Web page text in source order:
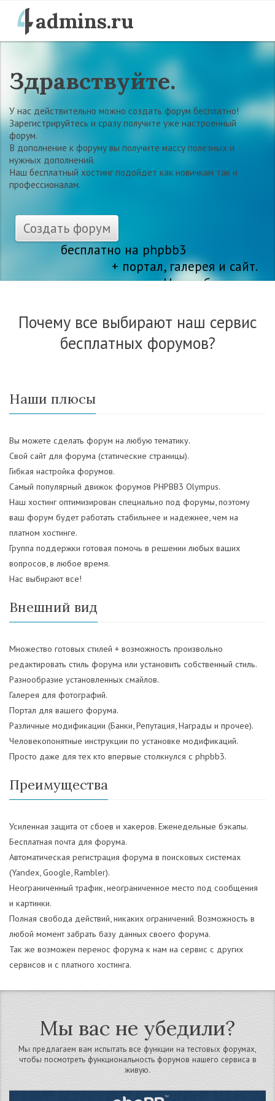
admins.ru
Здравствуйте.
У нас действительно можно создать форум бесплатно!
Зарегистрируйтесь и сразу получите уже настроенный
форум.
В дополнение к форуму вы получите массу полезных и
нужных дополнений.
Наш бесплатный хостинг подойдет как новичкам так и
профессионалам.
Создать форум
бесплатно на phpbb3
+ портал, галерея и сайт.
Нас выбирают
Почему все выбирают наш сервис
бесплатных форумов?
Наши плюсы
Вы можете сделать форум на любую тематику.
Свой сайт для форума (статические страницы).
Гибкая настройка форумов.
Самый популярный движок форумов PHPBB3 Olympus.
Наш хостинг оптимизирован специально под форумы, поэтому
ваш форум будет работать стабильнее и надежнее, чем на
платном хостинге.
Группа поддержки готовая помочь в решении любых ваших
вопросов, в любое время.
Нас выбирают все!
Внешний вид
Множество готовых стилей + возможность произвольно
редактировать стиль форума или установить собственный стиль.
Разнообразие установленных смайлов.
Галерея для фотографий.
Портал для вашего форума.
Различные модификации (Банки, Репутация, Награды и прочее).
Человекопонятные инструкции по установке модификаций.
Просто даже для тех кто впервые столкнулся с phpbb3.
Преимущества
Усиленная защита от сбоев и хакеров. Еженедельные бэкапы.
Бесплатная почта для форума.
Автоматическая регистрация форума в поисковых системах
(Yandex, Google, Rambler).
Неограниченный трафик, неограниченное место под сообщения
и картинки.
Полная свобода действий, никаких ограничений. Возможность в
любой момент забрать базу данных своего форума.
Так же возможен перенос форума к нам на сервис с других
сервисов и с платного хостинга.
Мы вас не убедили?
Мы предлагаем вам испытать все функции на тестовых форумах,
чтобы посмотреть функциональность форумов нашего сервиса в
живую.